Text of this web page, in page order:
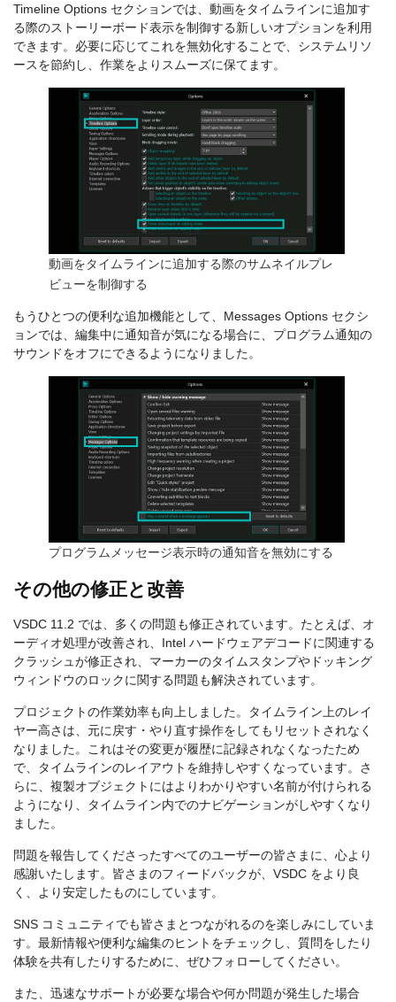
Timeline Options セクションでは、動画をタイムラインに追加す
る際のストーリーボード表示を制御する新しいオプションを利用
できます。必要に応じてこれを無効化することで、システムリソ
ースを節約し、作業をよりスムーズに保てます。
動画をタイムラインに追加する際のサムネイルプレ
ビューを制御する
もうひとつの便利な追加機能として、Messages Options セクシ
ョンでは、編集中に通知音が気になる場合に、プログラム通知の
サウンドをオフにできるようになりました。
プログラムメッセージ表示時の通知音を無効にする
その他の修正と改善
VSDC 11.2 では、多くの問題も修正されています。たとえば、オ
ーディオ処理が改善され、Intel ハードウェアデコードに関連する
クラッシュが修正され、マーカーのタイムスタンプやドッキング
ウィンドウのロックに関する問題も解決されています。
プロジェクトの作業効率も向上しました。タイムライン上のレイ
ヤー高さは、元に戻す・やり直す操作をしてもリセットされなく
なりました。これはその変更が履歴に記録されなくなったため
で、タイムラインのレイアウトを維持しやすくなっています。さ
らに、複製オブジェクトにはよりわかりやすい名前が付けられる
ようになり、タイムライン内でのナビゲーションがしやすくなり
ました。
問題を報告してくださったすべてのユーザーの皆さまに、心より
感謝いたします。皆さまのフィードバックが、VSDC をより良
く、より安定したものにしています。
SNS コミュニティでも皆さまとつながれるのを楽しみにしていま
す。最新情報や便利な編集のヒントをチェックし、質問をしたり
体験を共有したりするために、ぜひフォローしてください。
また、迅速なサポートが必要な場合や何か問題が発生した場合